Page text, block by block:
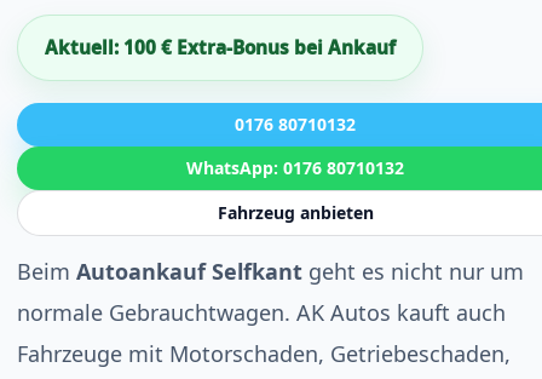
Aktuell: 100 € Extra-Bonus bei Ankauf
0176 80710132
WhatsApp: 0176 80710132
Fahrzeug anbieten
Beim Autoankauf Selfkant geht es nicht nur um
normale Gebrauchtwagen. AK Autos kauft auch
Fahrzeuge mit Motorschaden, Getriebeschaden,